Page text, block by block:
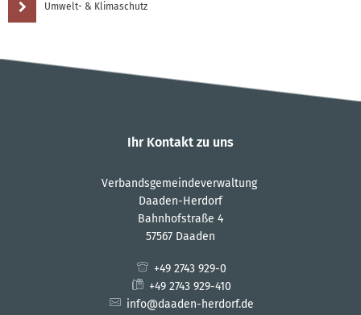
Umwelt- & Klimaschutz
Ihr Kontakt zu uns
Verbandsgemeindeverwaltung
Daaden-Herdorf
Bahnhofstraße 4
57567 Daaden
+49 2743 929-0
+49 2743 929-410
info@daaden-herdorf.de